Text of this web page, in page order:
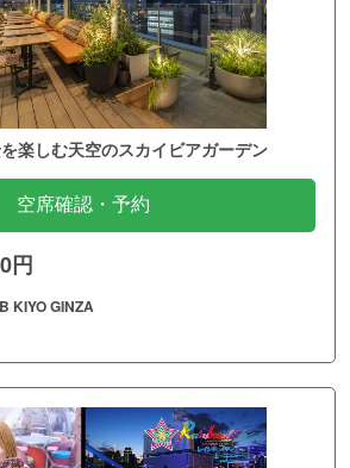
を楽しむ天空のスカイビアガーデン
空席確認・予約
円
KIYO GINZA